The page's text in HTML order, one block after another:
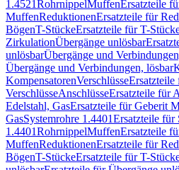
1.4521RohrnippelMuffenErsatzteile
MuffenReduktionenErsatzteile für
BögenT-StückeErsatzteile für T-
ZirkulationÜbergänge unlösbar
unlösbarÜbergänge und
Übergänge und Verbindungen, lösbar
KompensatorenVerschlüsseErsatzteile
VerschlüsseAnschlüsseErsatzteile für
Edelstahl, GasErsatzteile für Geberit
GasSystemrohre 1.4401Ersatzteile für
1.4401RohrnippelMuffenErsatzteile
MuffenReduktionenErsatzteile für
BögenT-StückeErsatzteile für T-